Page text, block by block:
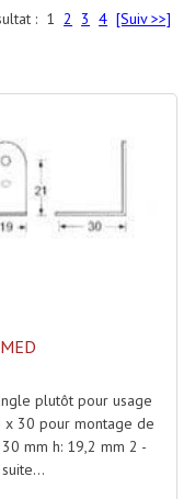
Basses
: 1 2 3 4 [Suiv >>]
plutôt pour usage
x 30 pour montage de
mm h: 19,2 mm 2 -